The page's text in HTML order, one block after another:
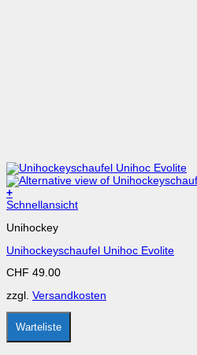
+
Dieses
weist
Varianten
Die
können
auf
der
Produktseite
gewählt
Schnellansicht
Unihockey
Unihockeyschaufel Unihoc Evolite
CHF 49.00
zzgl. Versandkosten
Warteliste